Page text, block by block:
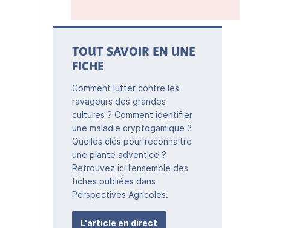
TOUT SAVOIR EN UNE
FICHE
Comment lutter contre les
ravageurs des grandes
cultures ? Comment identifier
une maladie cryptogamique ?
Quelles clés pour reconnaitre
une plante adventice ?
Retrouvez ici l’ensemble des
fiches publiées dans
Perspectives Agricoles.
L'article en direct